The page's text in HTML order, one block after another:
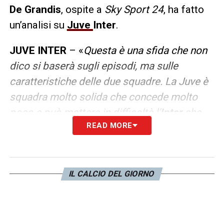
De Grandis, ospite a Sky Sport 24, ha fatto
un’analisi su Juve Inter.
JUVE INTER – «Questa è una sfida che non
dico si baserà sugli episodi, ma sulle
caratteristiche delle due squadre. La Juve è
squadra molto solida che concede molto
poco e può mettere in difficoltà l’Inter
che
gioca più la palla. Io però sono convinto che
tecnica e palleggio e quindi può avere un
vantaggio. La Juve allo Stadium può avere
READ MORE
IL CALCIO DEL GIORNO